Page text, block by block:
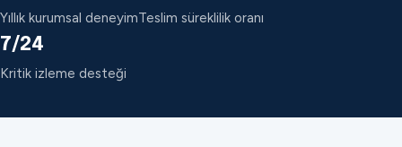
Yıllık kurumsal deneyimTeslim süreklilik oranı
7/24
Kritik izleme desteği